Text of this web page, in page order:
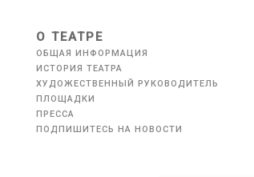
О ТЕАТРЕ
ОБЩАЯ ИНФОРМАЦИЯ
ИСТОРИЯ ТЕАТРА
ХУДОЖЕСТВЕННЫЙ РУКОВОДИТЕЛЬ
ПЛОЩАДКИ
ПРЕССА
ПОДПИШИТЕСЬ НА НОВОСТИ